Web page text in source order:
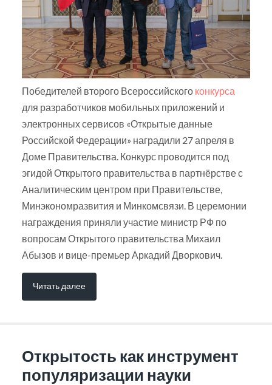
Победителей второго Всероссийского конкурса
для разработчиков мобильных приложений и
электронных сервисов «Открытые данные
Российской Федерации» наградили 27 апреля в
Доме Правительства. Конкурс проводится под
эгидой Открытого правительства в партнёрстве с
Аналитическим центром при Правительстве,
Минэкономразвития и Минкомсвязи. В церемонии
награждения приняли участие министр РФ по
вопросам Открытого правительства Михаил
Абызов и вице-премьер Аркадий Дворкович.
Читать далее
Открытость как инструмент
популяризации науки